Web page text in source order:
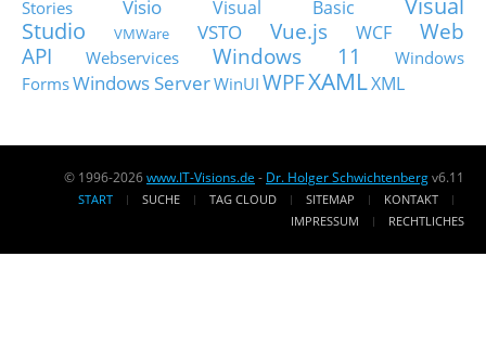
Stories
Visio Visual Basic
Visual
Studio
VMWare VSTO Vue.js WCF
Web
API
Webservices Windows 11
Windows
FormsWindows ServerWinUI WPFXAMLXML
© 1996-2026www.IT-Visions.de - Dr. Holger Schwichtenbergv6.11
START SUCHE TAG CLOUD SITEMAP
KONTAKT
IMPRESSUM
RECHTLICHES